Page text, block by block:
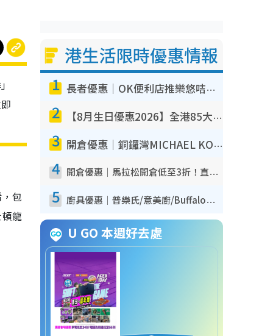
包
龍
港生活限時優惠情報
1 長者優惠｜OK便利店推樂悠咭優惠！買麵包/牛奶/保健品拍卡即減
2 【8月生日優惠2026】全港85大食買玩著數攻略 自助餐/火鍋放題同行免費＋誠品/DONKI送現金券
3 開倉優惠｜銅鑼灣MICHAEL KORS開倉低至17折！直擊$500起買手袋/銀包/鞋款 必買經典Jet Set系列
4 開倉優惠｜馬拉松開倉低至3折！直擊$99起買adidas／New Balance／Puma鞋款 STANLEY保溫杯劈價至$119起
5 廚具優惠｜普樂氏/意美廚/Buffalo廚具低至3折！$89起買煎鍋／炒鑊／個人鍋 同場小家電激減至$99起
U GO 本週好去處